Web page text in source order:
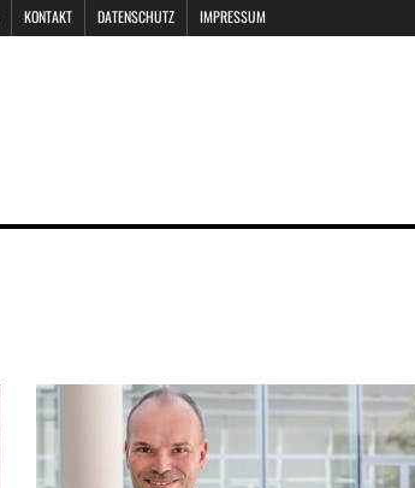
KONTAKT DATENSCHUTZ IMPRESSUM